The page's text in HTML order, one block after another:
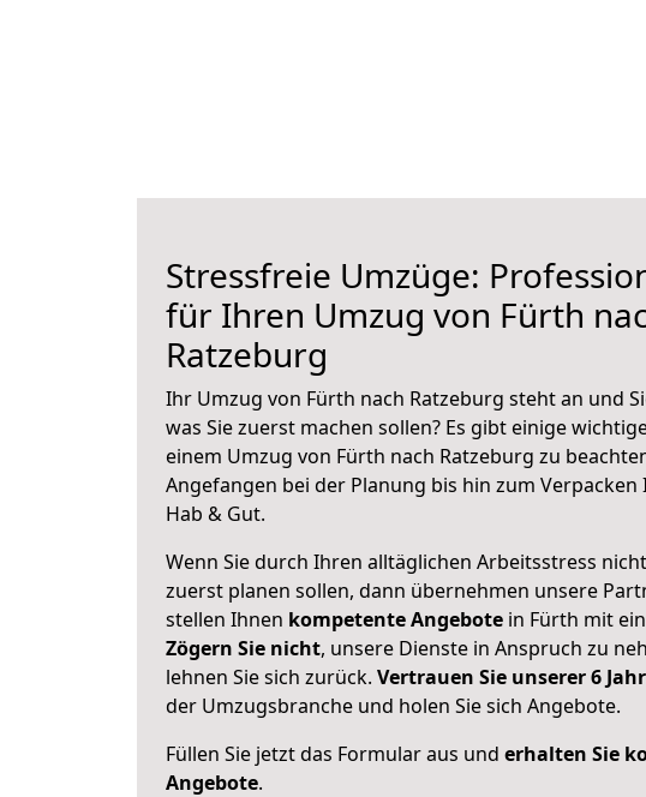
Stressfreie Umzüge:
für Ihren Umzug von Fürth
Ratzeburg
Ihr Umzug von Fürth nach Ratzeburg steht an und
was Sie zuerst machen sollen? Es gibt einige
einem Umzug von Fürth nach Ratzeburg zu
Angefangen bei der Planung bis hin zum
Hab & Gut.
Wenn Sie durch Ihren alltäglichen Arbeitsstress
zuerst planen sollen, dann übernehmen unsere
stellen Ihnen kompetente Angebote in Fürth mit
Zögern Sie nicht, unsere Dienste in Anspruch zu
lehnen Sie sich zurück. Vertrauen Sie unserer 6
der Umzugsbranche und holen Sie sich Angebote.
Füllen Sie jetzt das Formular aus und erhalten Sie
Angebote.